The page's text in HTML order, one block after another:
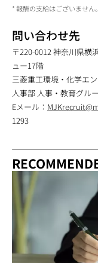
報酬の支給はございません。
問い合わせ先
〒220-0012 神奈川県横
ュー17階
三菱重工環境・化学エ
人事部 人事・教育グル
Eメール：
1293